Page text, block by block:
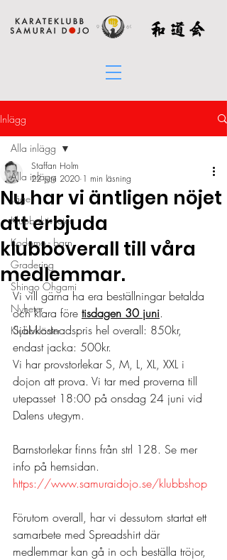
Inlägg
Alla inlägg
Läger
Klubbaktiviteter
Kodomo - barn
Gradering
Shingo Ohgami
Nyheter
Klubbkläder
Alla inlägg
Nu har vi äntligen nöjet
att erbjuda
klubboverall till våra
medlemmar.
Staffan Holm
22 juni 2020 1 min läsning
Vi vill gärna ha era beställningar betalda
och klara före tisdagen 30 juni.
Självkostnadspris hel overall: 850kr,
endast jacka: 500kr.
Vi har provstorlekar S, M, L, XL, XXL i
dojon att prova. Vi tar med proverna till
utepasset 18:00 på onsdag 24 juni vid
Dalens utegym.
Barnstorlekar finns från strl 128. Se mer
info på hemsidan.
https://www.samuraidojo.se/klubbshop
Förutom overall, har vi dessutom startat ett
samarbete med Spreadshirt där
medlemmar kan gå in och beställa tröjor,